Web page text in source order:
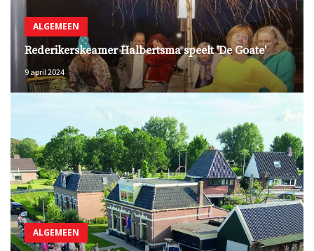
ALGEMEEN
Rederikerskeamer Halbertsma speelt 'De Goate'
9 april 2024
ALGEMEEN